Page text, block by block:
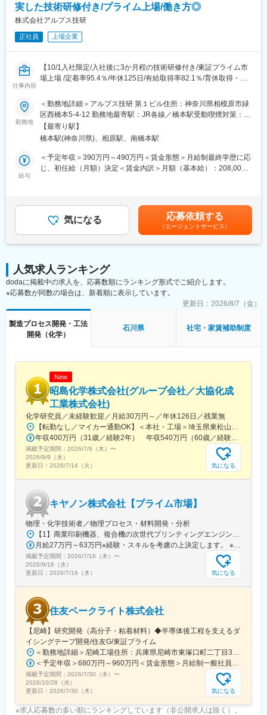
■POINT：
有機合成の実験フローに携わり、装置の操作や反応後のサンプル
回収を丁寧に行います。化学実験経験を活かし、チームで連携し
■充実の教育・研修体制：
京都大学化学研究所、当社バイオ研修ラボにて最先端の環境の中
現場経験のある講師が基礎から指導するため、実務未経験やブラ
ンクのある方でも安心してスタートできます。研究者の専門分野
や研究テーマなどにあわせて、オーダーメイドの研修プログラム
を実施しているため、継続的なスキルアップが可能です。技術面
だけでなく、マインド面での研修もあり、「研究者」としてはも
ちろんのこと「人」として成長できる環境となっています。
ンです。配属先は製薬・バイオ・ヘルスケア・化学・食品などさ
まざまな分野の大手メーカーが中心です。配属先は約350社と非
常に多く、希望に応じたキャリア形成が可能です。
職としての専門性を確立できるため、「安定×キャリア形成」を両
立したい方に適しています。
変更の範囲：会社の定める業務
実した技術研修付き/プライム上場/働き方◎
株式会社アルプス技研
正社員 上場企業
仕事内容
【10/1入社限定/入社後に3か月程の技術研修付き/東証プライム市
場上場 /定着率95.4％/年休125日/有給取得率82.1％/育休取得・復
■業務概要：
入社後研修を経て化学エンジニアとしてご活躍いただきます。さ
まざまな業界・メーカーのものづくりに挑戦でき、基礎研究や製
品企画段階に携わることも可能です。
※各種手続きや研修準備のため、入社日より前にオリエンテーショ
ンや面談の実施を想定しております。
・自動車用電池の研究開発、設計業務
・半導体関連の研究開発、設計業務 等 における設計・実験・
ており、新卒入社者と同等の手厚いフォローを受けることが可能
です。
・技術研修中もお給料はお支払いいたします。研修にかかる費用
■同社で働くメリット：
【経営の安定】
自己資本比率65.8％で経営安定(※通常40％以上で健全)／さらに売
【エンジニアとしてのキャリアアップ】
取引社数700社以上であり、上流工程にも携われます。様々のな
大手企業の最先端プロジェクトに携わることができるので、製
品・分野の垣根を越えて、知識や経験を重ねることができます。
【幅広いキャリアプラン】
エンジニアサポートシステム(ESS)が確立しており、専任のキャリ
ア担当や先輩と現状・未来の話ができます。継続的な研修・支援
制度があるので自分のキャリアにあった派遣先を選定することが
できます。キャリアパスに関しても志向を考慮し、エンジニアス
【長期就業のための手厚いサポート】
年休120日以上/月残業20h想定/有給取得率74％/男性の育児・看護
休暇も運用実績あり/子ども手当(18歳まで月1万円)/育児休暇取得
率100％(※くるみんマーク取得企業)/育児休暇からの復帰率92％
変更の範囲：会社の定める業務
勤務地
＜勤務地詳細＞アルプス技研 第１ビル住所：神奈川県相模原市緑
区西橋本5-4-12 勤務地最寄駅：JR各線／橋本駅受動喫煙対策：屋
内全面禁煙変更の範囲：会社の定める事業所
【最寄り駅】
橋本駅(神奈川県)、相原駅、南橋本駅
給与
＜予定年収＞390万円～490万円＜賃金形態＞月給制最終学歴に応
じ、初任給（月額）決定＜賃金内訳＞月額（基本給）：208,000
250,000円・高専5年制／230,000円・専門4年制／220,000円・専
門3年制／214,000円・短大、専門2年制／208,000円賃金はあくま
でも目安の金額であり、選考を通じて上下する可能性がありま
す。月給(月額)は固定手当を含めた表記です。
気になる 応募依頼する
（エージェントサービス）
人気求人ランキング
dodaに掲載中の求人を、応募数順にランキング形式でご紹介します。
※応募数が同数の場合は、新着順に表示しています。
更新日： 2026/8/7（金）
製造プロセス開発・工法
開発（化学）
石川県 社宅・家賃補助制度
New
昭島化学株式会社(グループ会社／大協化成
工業株式会社)
化学研究員／未経験歓迎／月給30万円～／年休126日／残業無
【転勤なし／マイカー通勤OK】＜本社・工場＞埼玉県東松山市新郷88-6※勤務地の受動喫煙対策：あり
年収400万円（31歳／経験2年） 年収540万円（60歳／経験9年）
掲載予定期間： 2026/7/9（木） 〜
2026/9/9（水）
更新日： 2026/7/14（火） 気になる
キヤノン株式会社【プライム市場】
物理・化学技術者／物理プロセス・材料開発・分析
【1】商業印刷機器、複合機の次世代プリンティングエンジンのデザイン・取手事業所／茨城県取手市白山7-5-1【2】インクジェットプリンターのプリンティングエンジンのデザイン【3】インクジェット用インク設計・材料合成・量産・矢向事業所／神奈川県川崎市幸区塚越3-451【4】光学システム開発（半導体露光装置・FPD露光装置）【5】物理プロセス開発・化学分析（半導体露光装置・FPD露光装置） ・宇都宮事業所／栃木県宇都宮市清原工業団地20-2※一部、社内規定内で自動車通勤可★受動喫煙対策：敷地内全面禁煙
月給27万円～63万円※経験・スキルを考慮の上決定します。 ※時間外労働手当は別途支給します。
掲載予定期間： 2026/7/16（木） 〜
2026/9/16（水）
更新日： 2026/7/16（木） 気になる
住友ベークライト株式会社
【尼崎】研究開発（高分子・粘着材料）◆半導体後工程を支えるダ
イシングテープ開発/住友G/東証プライム
＜勤務地詳細＞尼崎工場住所：兵庫県尼崎市東塚口町二丁目3番47号 勤務地最寄駅：阪急神戸線／塚口駅受動喫煙対策：敷地内喫煙可能場所あり変更の範囲：会社の定める事業所（リモートワーク含む）
＜予定年収＞680万円～960万円＜賃金形態＞月給制一般社員のみ残業手当を支給＜賃金内訳＞月額（基本給）：390,000円～490,000円＜月給＞390,000円～490,000円＜昇給有無＞有＜残業手当＞有＜給与補足＞■あくまで想定年収になり、保証の限りではございません。ご本人様のスキル・経験に応じて当社規定により決定いたします。■各種諸手当、福利厚生は別途欄をご参照ください。賃金はあくまでも目安の金額であり、選考を通じて上下する可能性があります。月給(月額)は固定手当を含めた表記です。
掲載予定期間： 2026/7/30（木） 〜
2026/10/28（水）
更新日： 2026/7/30（木） 気になる
※求人応募数の多い順にランキングしています（非公開求人は除く）。